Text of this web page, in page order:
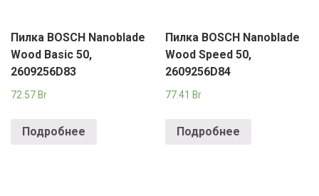
Пилка BOSCH Nanoblade
Wood Basic 50,
2609256D83
72.57Br
Подробнее
Пилка BOSCH Nanoblade
Wood Speed 50,
2609256D84
77.41Br
Подробнее